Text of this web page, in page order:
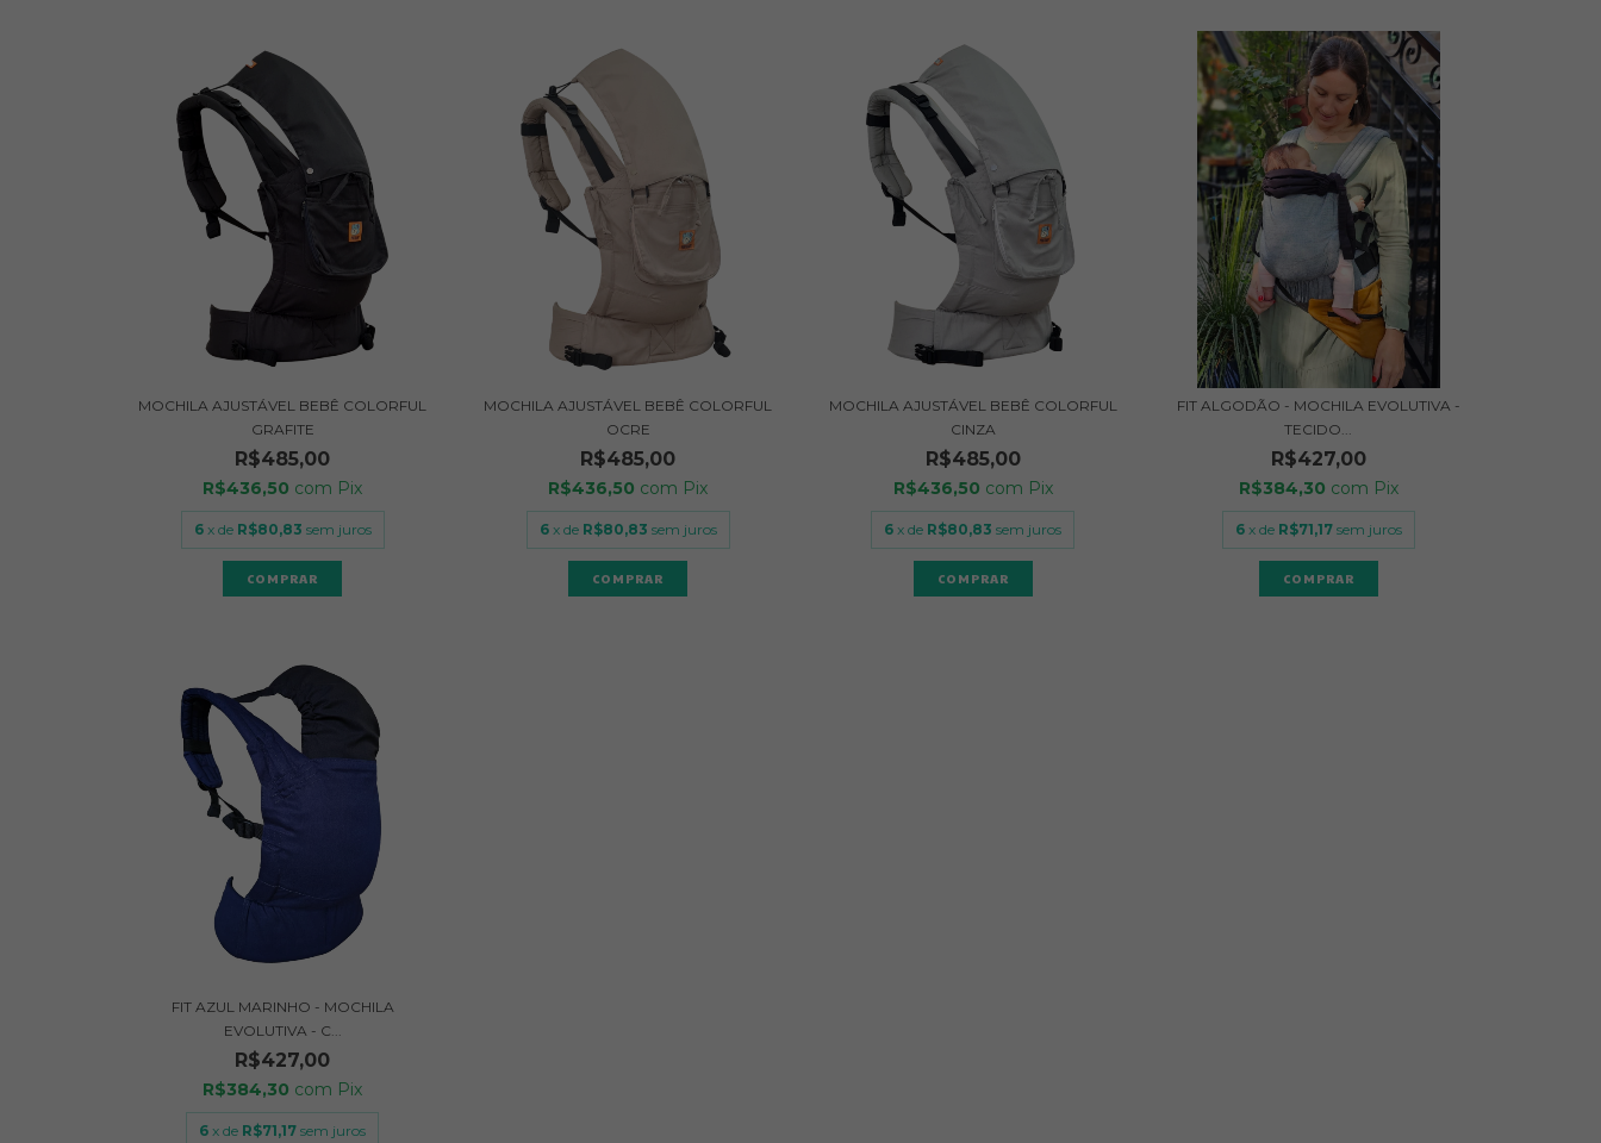
MOCHILA AJUSTÁVEL BEBÊ COLORFUL
GRAFITE
R$485,00
R$436,50 com Pix
6 x de R$80,83 sem juros
MOCHILA AJUSTÁVEL BEBÊ COLORFUL
OCRE
R$485,00
R$436,50 com Pix
6 x de R$80,83 sem juros
MOCHILA AJUSTÁVEL BEBÊ COLORFUL
CINZA
R$485,00
R$436,50 com Pix
6 x de R$80,83 sem juros
FIT ALGODÃO - MOCHILA EVOLUTIVA -
TECIDO...
R$427,00
R$384,30 com Pix
6 x de R$71,17 sem juros
FIT AZUL MARINHO - MOCHILA
EVOLUTIVA - C...
R$427,00
R$384,30 com Pix
6 x de R$71,17 sem juros